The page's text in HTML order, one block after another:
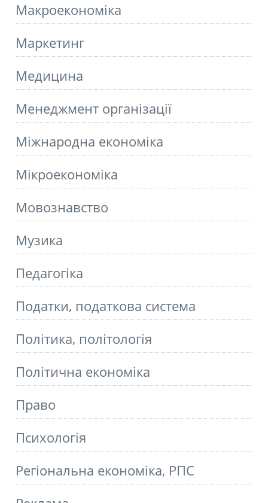
Макроекономіка
Маркетинг
Медицина
Менеджмент організації
Міжнародна економіка
Мікроекономіка
Мовознавство
Музика
Педагогіка
Податки, податкова система
Політика, політологія
Політична економіка
Право
Психологія
Регіональна економіка, РПС